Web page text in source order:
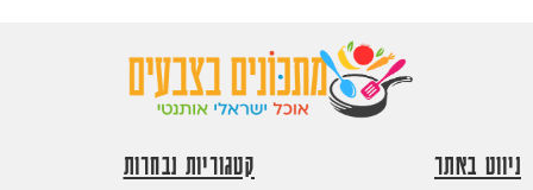
ניווט באתר קטגוריות נבחרות